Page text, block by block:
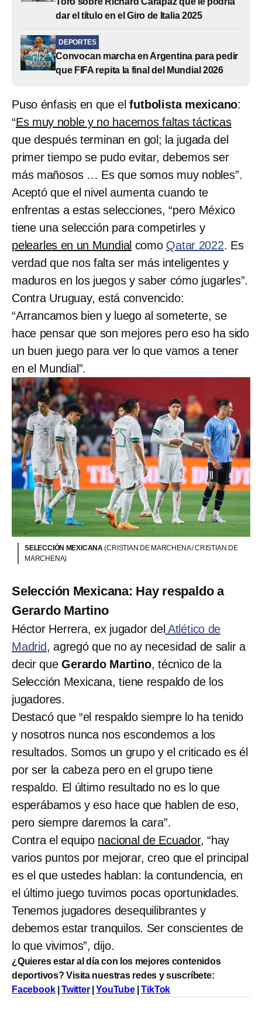
dar el título en el Giro de Italia 2025
DEPORTES
Convocan marcha en Argentina para pedir
que FIFA repita la final del Mundial 2026
Puso énfasis en que elfutbolista mexicano:
“Es muy noble y no hacemos faltas tácticas
que después terminan en gol; la jugada del
primer tiempo se pudo evitar, debemos ser
más mañosos … Es que somos muy nobles”.
Aceptó que el nivel aumenta cuando te
enfrentas a estas selecciones, “pero México
tiene una selección para competirles y
pelearles en un Mundial como Qatar 2022. Es
verdad que nos falta ser más inteligentes y
maduros en los juegos y saber cómo jugarles”.
Contra Uruguay, está convencido:
“Arrancamos bien y luego al someterte, se
hace pensar que son mejores pero eso ha sido
un buen juego para ver lo que vamos a tener
en el Mundial”.
SELECCIÓN MEXICANA(CRISTIAN DE MARCHENA / CRISTIAN DE
MARCHENA)
Selección Mexicana: Hay respaldo a
Gerardo Martino
Héctor Herrera, ex jugador delAtlético de
Madrid, agregó que no ay necesidad de salir a
decir queGerardo Martino, técnico de la
Selección Mexicana, tiene respaldo de los
jugadores.
Destacó que “el respaldo siempre lo ha tenido
y nosotros nunca nos escondemos a los
resultados. Somos un grupo y el criticado es él
por ser la cabeza pero en el grupo tiene
respaldo. El último resultado no es lo que
esperábamos y eso hace que hablen de eso,
pero siempre daremos la cara”.
Contra el equipo nacional de Ecuador, “hay
varios puntos por mejorar, creo que el principal
es el que ustedes hablan: la contundencia, en
el último juego tuvimos pocas oportunidades.
Tenemos jugadores desequilibrantes y
debemos estar tranquilos. Ser conscientes de
lo que vivimos”, dijo.
¿Quieres estar al día con los mejores contenidos
deportivos? Visita nuestras redes y suscríbete:
Facebook|Twitter |YouTube|TikTok